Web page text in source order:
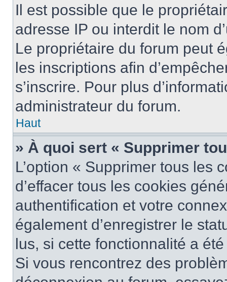
Il est possible que le
adresse IP ou interdit le nom
Le propriétaire du forum peut
les inscriptions afin
s’inscrire. Pour plus
administrateur du forum.
Haut
» À quoi sert « Supprimer
L’option « Supprimer tous les
d’effacer tous les cookies
authentification et votre
également d’enregistrer le
lus, si cette fonctionnalité a
Si vous rencontrez des